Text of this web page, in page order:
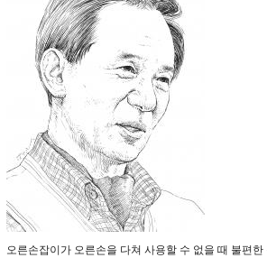
오른손잡이가 오른손을 다쳐 사용할 수 없을 때 불편